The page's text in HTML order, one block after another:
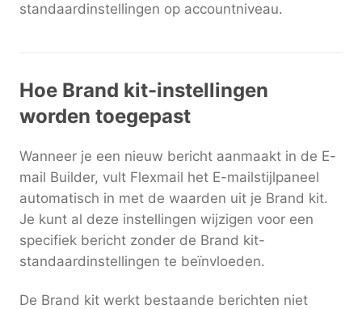
standaardinstellingen op accountniveau.
Hoe Brand kit-instellingen
worden toegepast
Wanneer je een nieuw bericht aanmaakt in de E-
mail Builder, vult Flexmail het E-mailstijlpaneel
automatisch in met de waarden uit je Brand kit.
Je kunt al deze instellingen wijzigen voor een
specifiek bericht zonder de Brand kit-
standaardinstellingen te beïnvloeden.
De Brand kit werkt bestaande berichten niet